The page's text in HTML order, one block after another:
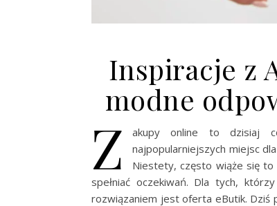
Inspiracje z
modne
Z
akupy online to dzisiaj
najpopularniejszych miejsc
Niestety, często wiąże się to
spełniać oczekiwań. Dla tych,
rozwiązaniem jest oferta eButik. Dziś